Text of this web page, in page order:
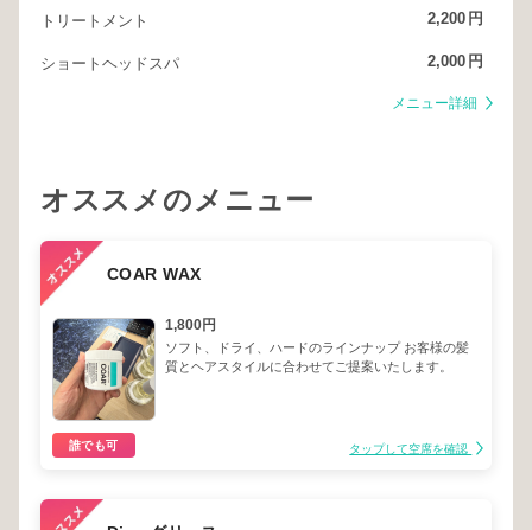
トリートメント 2,200 円
ショートヘッドスパ 2,000 円
メニュー詳細
オススメのメニュー
COAR WAX
1,800円
ソフト、ドライ、ハードのラインナップ お客様の髪
質とヘアスタイルに合わせてご提案いたします。
誰でも可 タップして空席を確認